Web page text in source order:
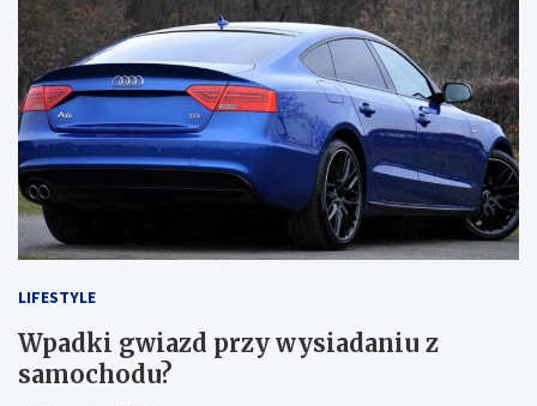
LIFESTYLE
Wpadki gwiazd przy wysiadaniu z
samochodu?